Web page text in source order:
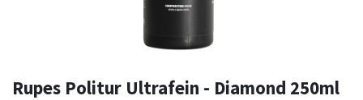
Rupes Politur Ultrafein - Diamond 250ml